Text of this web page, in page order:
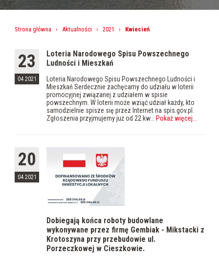
Strona główna › Aktualności › 2021 › Kwiecień
23
04 2021
Loteria Narodowego Spisu Powszechnego
Ludności i Mieszkań
Loteria Narodowego Spisu Powszechnego Ludności i
Mieszkań Serdecznie zachęcamy do udziału w loterii
promocyjnej związanej z udziałem w spisie
powszechnym. W loterii może wziąć udział każdy, kto
samodzielnie spisze się przez Internet na spis.gov.pl.
Zgłoszenia przyjmujemy już od 22 kw...
Pokaż więcej
20
04 2021
Dobiegają końca roboty budowlane
wykonywane przez firmę Gembiak - Mikstacki z
Krotoszyna przy przebudowie ul.
Porzeczkowej w Cieszkowie.